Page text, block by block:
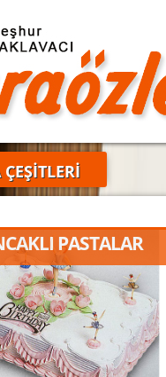
PASTALAR